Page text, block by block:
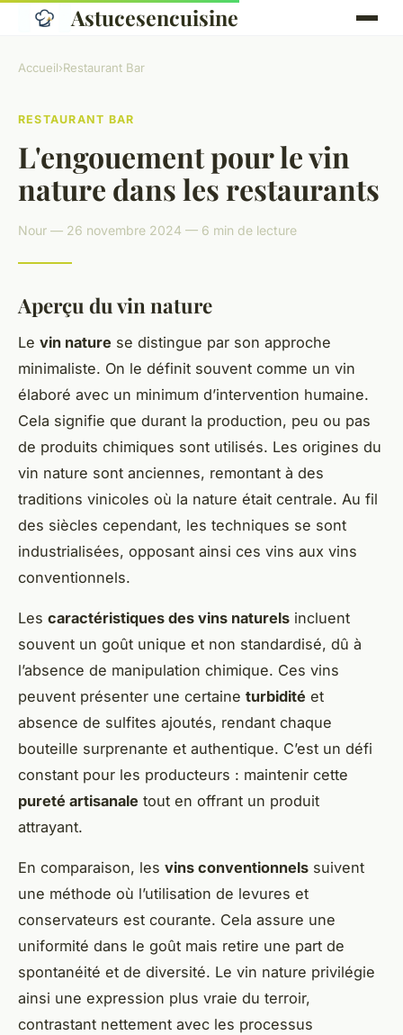
Astucesencuisine
Accueil›Restaurant Bar
RESTAURANT BAR
L'engouement pour le vin
nature dans les restaurants
Nour — 26 novembre 2024 — 6 min de lecture
Aperçu du vin nature
Le vin nature se distingue par son approche
minimaliste. On le définit souvent comme un vin
élaboré avec un minimum d’intervention humaine.
Cela signifie que durant la production, peu ou pas
de produits chimiques sont utilisés. Les origines du
vin nature sont anciennes, remontant à des
traditions vinicoles où la nature était centrale. Au fil
des siècles cependant, les techniques se sont
industrialisées, opposant ainsi ces vins aux vins
conventionnels.
Les caractéristiques des vins naturels incluent
souvent un goût unique et non standardisé, dû à
l’absence de manipulation chimique. Ces vins
peuvent présenter une certaine turbidité et
absence de sulfites ajoutés, rendant chaque
bouteille surprenante et authentique. C’est un défi
constant pour les producteurs : maintenir cette
pureté artisanale tout en offrant un produit
attrayant.
En comparaison, les vins conventionnels suivent
une méthode où l’utilisation de levures et
conservateurs est courante. Cela assure une
uniformité dans le goût mais retire une part de
spontanéité et de diversité. Le vin nature privilégie
ainsi une expression plus vraie du terroir,
contrastant nettement avec les processus